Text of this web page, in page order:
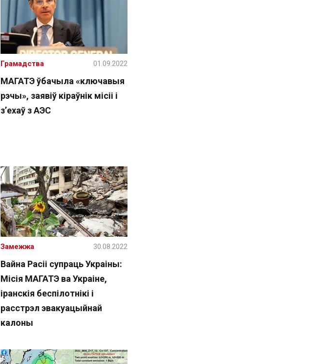
МАГАТЭ ўбачыла «ключавыя
рэчы», заявіў кіраўнік місіі і
з’ехаў з АЭС
Грамадства 01.09.2022
Вайна Расіі супраць Украіны:
Місія МАГАТЭ ва Украіне,
іранскія беспілотнікі і
расстрэл эвакуацыйнай
калоны
Замежжа 30.08.2022